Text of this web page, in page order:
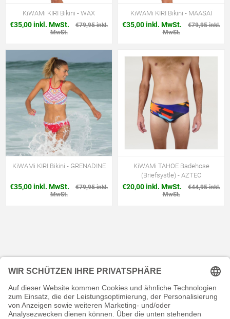
KiWAMi KIRI Bikini - WAX
€35,00 inkl. MwSt.
€79,95 inkl.
MwSt.
KiWAMi KIRI Bikini - MAASAÏ
€35,00 inkl. MwSt.
€79,95 inkl.
MwSt.
KiWAMi KIRI Bikini - GRENADINE
€35,00 inkl. MwSt.
€79,95 inkl.
MwSt.
KiWAMi TAHOE Badehose
(Briefsystle) - AZTEC
€20,00 inkl. MwSt.
€44,95 inkl.
MwSt.